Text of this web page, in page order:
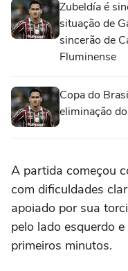
Zubeldía é
situação de
sincerão de
Fluminense
Copa do
eliminação
A partida começou
com dificuldades
apoiado por sua
pelo lado esquerdo
primeiros minutos.